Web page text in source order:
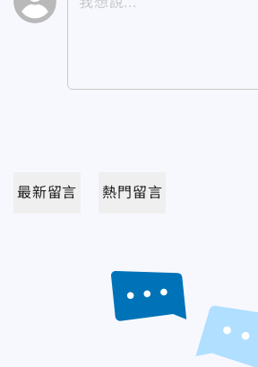
最新留言 熱門留言